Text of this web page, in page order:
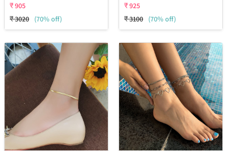
₹905
₹3020 (70% off)
₹925
₹3100 (70% off)